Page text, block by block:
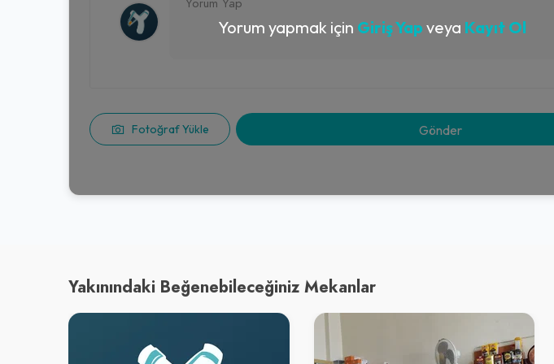
Fotoğraf Yükle
Yorum yapmak için Giriş Yap veya Kayıt Ol
Yakınındaki Beğenebileceğiniz Mekanlar